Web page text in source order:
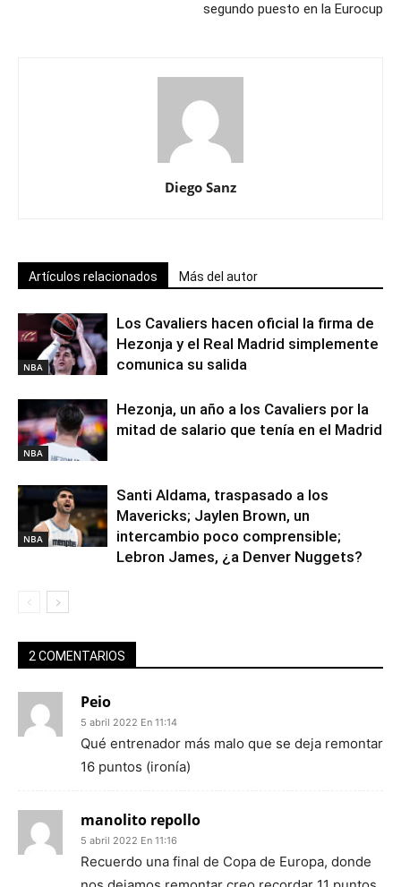
segundo puesto en la Eurocup
Diego Sanz
Artículos relacionados Más del autor
NBA
Los Cavaliers hacen oficial la firma de
Hezonja y el Real Madrid simplemente
comunica su salida
NBA
Hezonja, un año a los Cavaliers por la
mitad de salario que tenía en el Madrid
NBA
Santi Aldama, traspasado a los
Mavericks; Jaylen Brown, un
intercambio poco comprensible;
Lebron James, ¿a Denver Nuggets?
2 COMENTARIOS
Peio
5 abril 2022 En 11:14
Qué entrenador más malo que se deja remontar
16 puntos (ironía)
manolito repollo
5 abril 2022 En 11:16
Recuerdo una final de Copa de Europa, donde